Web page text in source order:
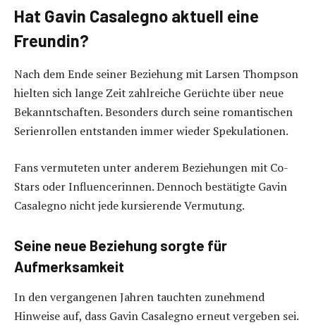
Hat Gavin Casalegno aktuell eine
Freundin?
Nach dem Ende seiner Beziehung mit Larsen Thompson
hielten sich lange Zeit zahlreiche Gerüchte über neue
Bekanntschaften. Besonders durch seine romantischen
Serienrollen entstanden immer wieder Spekulationen.
Fans vermuteten unter anderem Beziehungen mit Co-
Stars oder Influencerinnen. Dennoch bestätigte Gavin
Casalegno nicht jede kursierende Vermutung.
Seine neue Beziehung sorgte für
Aufmerksamkeit
In den vergangenen Jahren tauchten zunehmend
Hinweise auf, dass Gavin Casalegno erneut vergeben sei.